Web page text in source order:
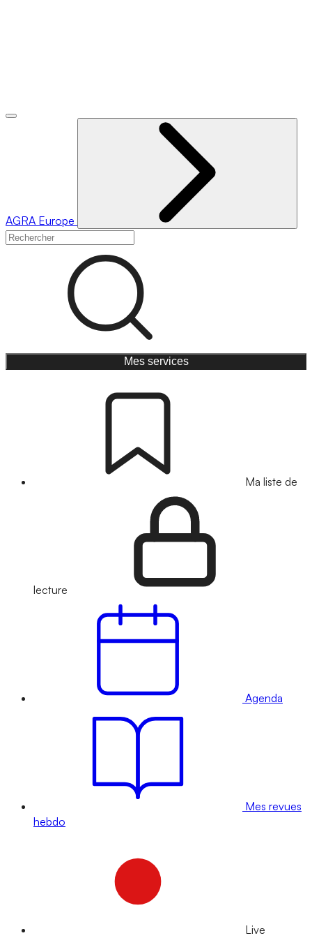
AGRA Europe
Mes services
Ma liste de
lecture
Agenda
Mes revues
hebdo
Live